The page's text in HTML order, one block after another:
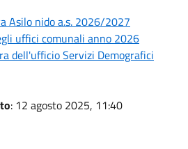
Asilo nido a.s. 2026/2027
uffici comunali anno 2026
dell'ufficio Servizi Demografici
: 12 agosto 2025, 11:40